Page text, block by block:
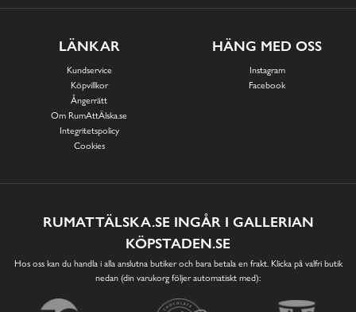
LÄNKAR
Kundservice
Köpvillkor
Ångerrätt
Om RumAttÄlska.se
Integritetspolicy
Cookies
HÄNG MED OSS
Instagram
Facebook
RUMATTÄLSKA.SE INGÅR I GALLERIAN
KÖPSTADEN.SE
Hos oss kan du handla i alla anslutna butiker och bara betala en frakt. Klicka på valfri butik
nedan (din varukorg följer automatiskt med):